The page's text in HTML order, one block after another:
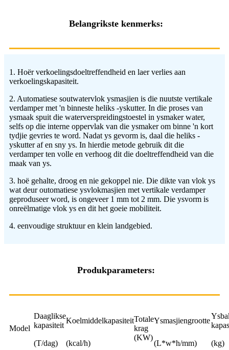
Belangrikste kenmerks:
1. Hoër verkoelingsdoeltreffendheid en laer verlies aan
verkoelingskapasiteit.
2. Automatiese soutwatervlok ysmasjien is die nuutste vertikale
verdamper met 'n binneste heliks -yskutter. In die proses van
ysmaak spuit die waterverspreidingstoestel in ysmaker water,
selfs op die interne oppervlak van die ysmaker om binne 'n kort
tydjie gevries te word. Nadat ys gevorm is, daal die heliks -
yskutter af en sny ys. In hierdie metode gebruik dit die
verdamper ten volle en verhoog dit die doeltreffendheid van die
maak van ys.
3. hoë gehalte, droog en nie gekoppel nie. Die dikte van vlok ys
wat deur outomatiese ysvlokmasjien met vertikale verdamper
geproduseer word, is ongeveer 1 mm tot 2 mm. Die ysvorm is
onreëlmatige vlok ys en dit het goeie mobiliteit.
4. eenvoudige struktuur en klein landgebied.
Produkparameters:
Model
Daaglikse
kapasiteit
KoelmiddelkapasiteitTotale
krag
(KW)
Ysmasjiengrootte
(T/dag) (kcal/h) (L*w*h/mm)
(kg)